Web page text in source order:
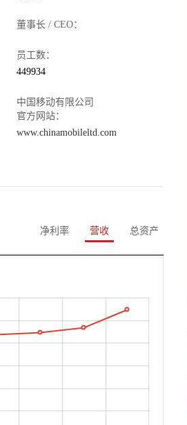
董事长 / CEO：
员工数：
449934
中国移动有限公司
官方网站：
www.chinamobileltd.com
净利率 营收 总资产